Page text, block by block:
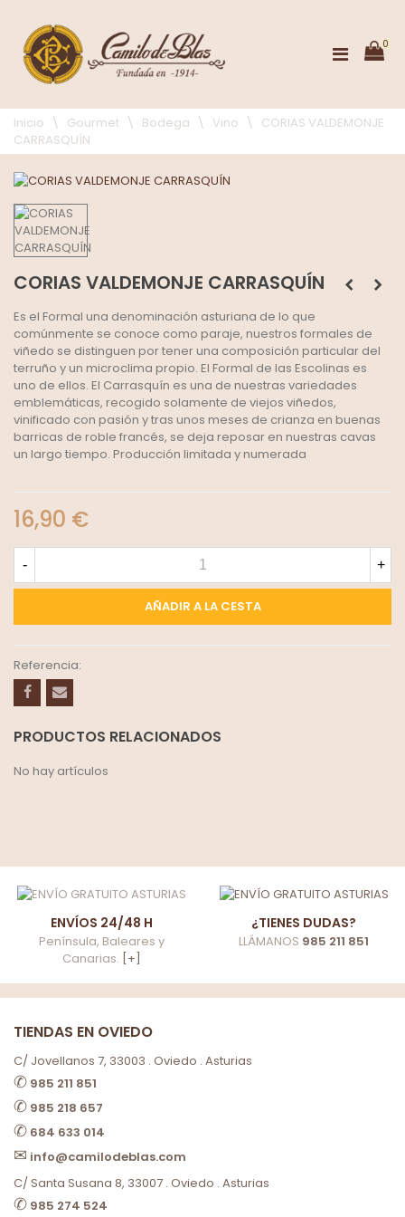
0
Inicio \ Gourmet \ Bodega \ Vino \
CORIAS VALDEMONJE
CARRASQUÍN
CORIAS VALDEMONJE CARRASQUÍN
Es el Formal una denominación asturiana de lo que
comúnmente se conoce como paraje, nuestros formales de
viñedo se distinguen por tener una composición particular del
terruño y un microclima propio. El Formal de las Escolinas es
uno de ellos. El Carrasquín es una de nuestras variedades
emblemáticas, recogido solamente de viejos viñedos,
vinificado con pasión y tras unos meses de crianza en buenas
barricas de roble francés, se deja reposar en nuestras cavas
un largo tiempo. Producción limitada y numerada
16,90 €
- +
AÑADIR A LA CESTA
Referencia:
PRODUCTOS RELACIONADOS
No hay artículos
ENVÍOS 24/48 H
Península, Baleares y
Canarias. [+]
¿TIENES DUDAS?
LLÁMANOS 985 211 851
TIENDAS EN OVIEDO
C/ Jovellanos 7, 33003 . Oviedo . Asturias
✆ 985 211 851
✆ 985 218 657
✆ 684 633 014
✉ info@camilodeblas.com
C/ Santa Susana 8, 33007 . Oviedo . Asturias
✆ 985 274 524